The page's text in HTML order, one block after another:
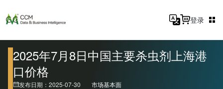
登录
2025年7月8日中国主要杀虫剂上海港
口价格
发布日期：2025-07-30
市场基本面